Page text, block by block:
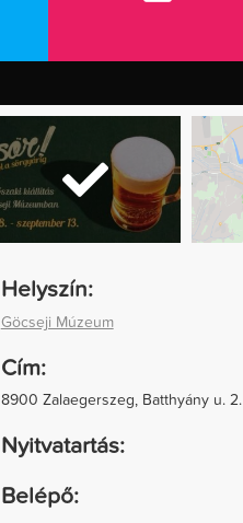
Helyszín:
Göcseji Múzeum
Cím:
8900 Zalaegerszeg, Batthyány u. 2.
Nyitvatartás:
Belépő: